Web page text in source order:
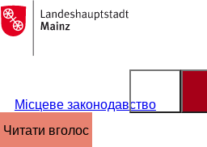
Перейти до змісту
На
головну
сторінку
Місцеве законодавство
читати вголос